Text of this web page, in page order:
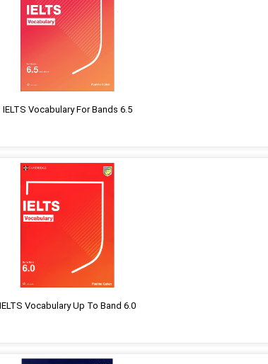
IELTS Vocabulary For Bands 6.5
IELTS Vocabulary Up To Band 6.0